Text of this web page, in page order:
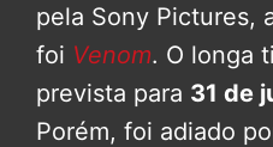
pela Sony Pictures,
foi Venom. O longa
prevista para 31 de
Porém, foi adiado